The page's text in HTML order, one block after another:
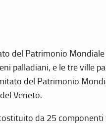
del Patrimonio
palladiani, e le tre ville
del Patrimonio
Veneto.
da 25